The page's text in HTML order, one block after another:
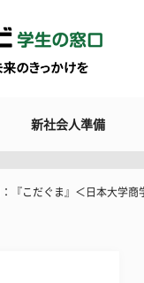
新社会人準備
『こだぐま』＜日本大学